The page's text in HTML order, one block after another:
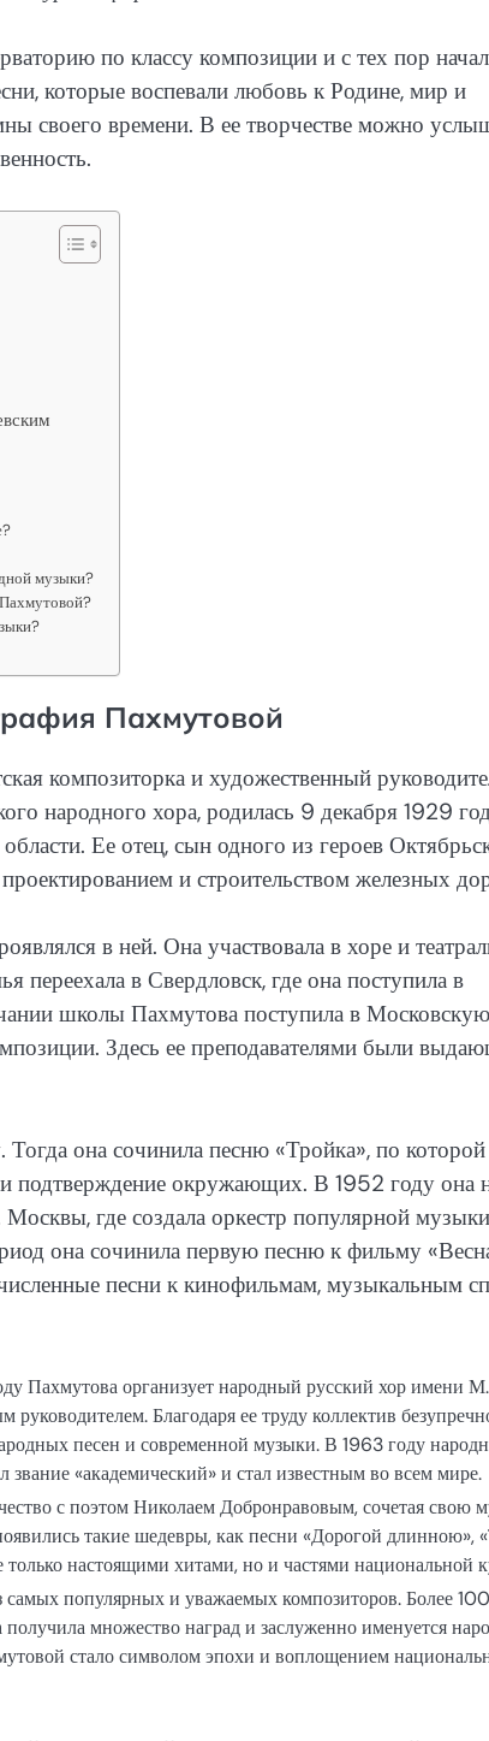
по классу композиции и с тех пор
которые воспевали любовь к Родине, мир и
своего времени. В ее творчестве можно
музыки?
Пахмутовой
композиторка и художественный
народного хора, родилась 9 декабря 1929
Ее отец, сын одного из героев
и строительством железных
в ней. Она участвовала в хоре и
переехала в Свердловск, где она поступила в
школы Пахмутова поступила в Московскую
Здесь ее преподавателями были
она сочинила песню «Тройка», по которой
подтверждение окружающих. В 1952 году она
где создала оркестр популярной
она сочинила первую песню к фильму
песни к кинофильмам, музыкальным
Пахмутова организует народный русский хор имени
Благодаря ее труду коллектив
песен и современной музыки. В 1963 году
«академический» и стал известным во всем мире.
с поэтом Николаем Добронравовым, сочетая свою
такие шедевры, как песни «Дорогой длинною»,
настоящими хитами, но и частями национальной
популярных и уважаемых композиторов. Более
множество наград и заслуженно именуется
стало символом эпохи и воплощением